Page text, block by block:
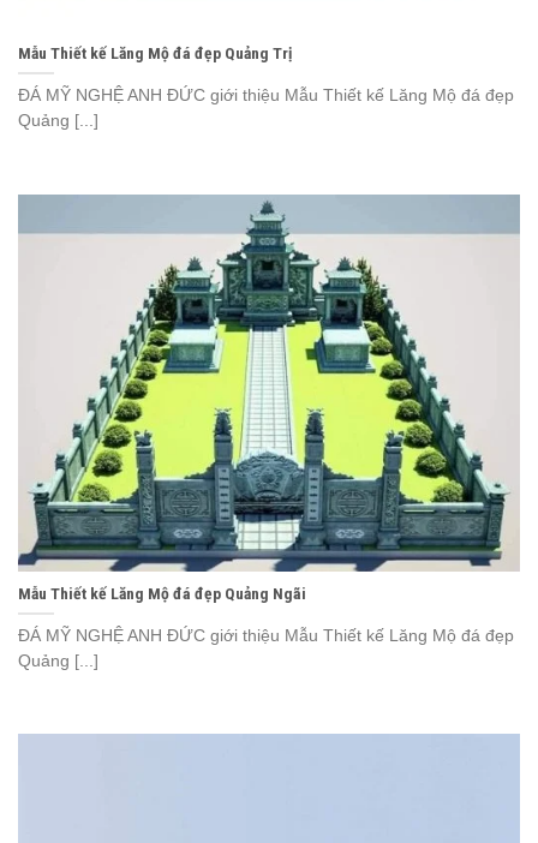
Mẫu Thiết kế Lăng Mộ đá đẹp Quảng Trị
ĐÁ MỸ NGHỆ ANH ĐỨC giới thiệu Mẫu Thiết kế Lăng Mộ đá đẹp
Quảng [...]
Mẫu Thiết kế Lăng Mộ đá đẹp Quảng Ngãi
ĐÁ MỸ NGHỆ ANH ĐỨC giới thiệu Mẫu Thiết kế Lăng Mộ đá đẹp
Quảng [...]